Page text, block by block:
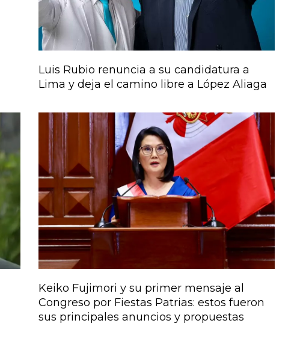
Luis Rubio renuncia a su candidatura a
Lima y deja el camino libre a López Aliaga
Keiko Fujimori y su primer mensaje al
Congreso por Fiestas Patrias: estos fueron
sus principales anuncios y propuestas